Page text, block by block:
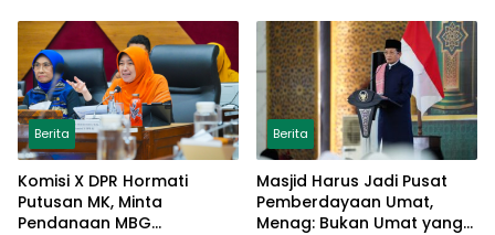
Berita
Komisi X DPR Hormati
Putusan MK, Minta
Pendanaan MBG
Berita
Masjid Harus Jadi Pusat
Pemberdayaan Umat,
Menag: Bukan Umat yang